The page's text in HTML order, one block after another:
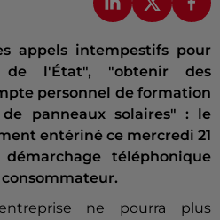
appels intempestifs pour
l'État", "obtenir des
personnel de formation
panneaux solaires" : le
entériné ce mercredi 21
téléphonique
ne pourra plus